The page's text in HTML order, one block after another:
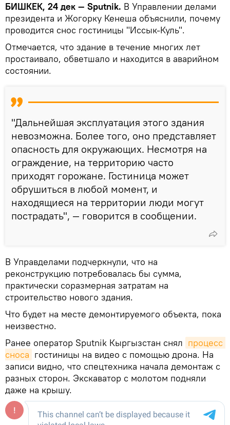
БИШКЕК, 24 дек — Sputnik. В Управлении делами
президента и Жогорку Кенеша объяснили, почему
проводится снос гостиницы "Иссык-Куль".
Отмечается, что здание в течение многих лет
простаивало, обветшало и находится в аварийном
состоянии.
"Дальнейшая эксплуатация этого здания
невозможна. Более того, оно представляет
опасность для окружающих. Несмотря на
ограждение, на территорию часто
приходят горожане. Гостиница может
обрушиться в любой момент, и
находящиеся на территории люди могут
пострадать", — говорится в сообщении.
В Управделами подчеркнули, что на
реконструкцию потребовалась бы сумма,
практически соразмерная затратам на
строительство нового здания.
Что будет на месте демонтируемого объекта, пока
неизвестно.
Ранее оператор Sputnik Кыргызстан снял процесс
сноса гостиницы на видео с помощью дрона. На
записи видно, что спецтехника начала демонтаж с
разных сторон. Экскаватор с молотом подняли
даже на крышу.